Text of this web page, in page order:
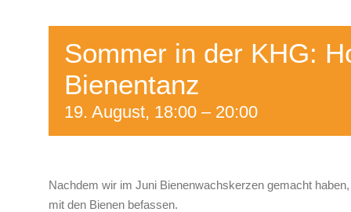
Sommer in der KHG:
Bienentanz
19. August, 18:00 – 20:00
Nachdem wir im Juni Bienenwachskerzen gemacht
mit den Bienen befassen.